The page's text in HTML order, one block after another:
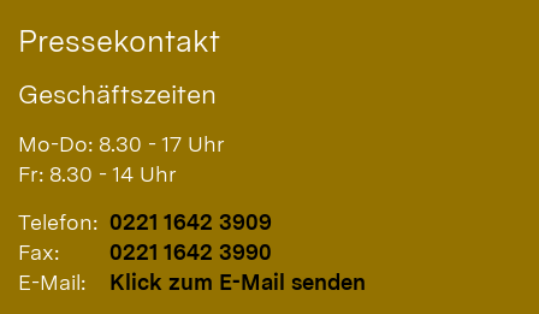
Pressekontakt
Geschäftszeiten
Mo-Do: 8.30 - 17 Uhr
Fr: 8.30 - 14 Uhr
Telefon: 0221 1642 3909
Fax:
0221 1642 3990
E-Mail:
Klick zum E-Mail senden